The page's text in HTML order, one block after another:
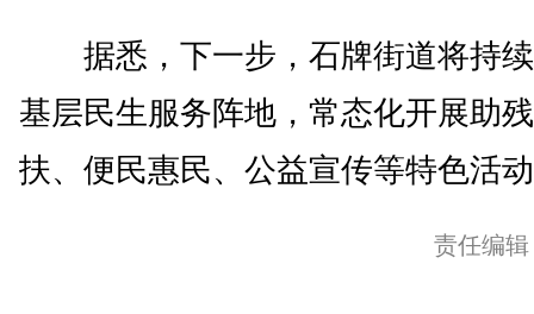
据悉，下一步，石牌街道将持
基层民生服务阵地，常态化开展助
扶、便民惠民、公益宣传等特色活
责任编